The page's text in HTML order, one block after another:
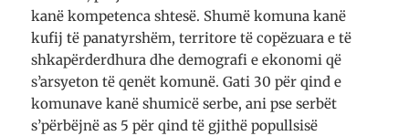
kanë kompetenca shtesë. Shumë komuna kanë
kufij të panatyrshëm, territore të copëzuara e të
shkapërderdhura dhe demografi e ekonomi që
s’arsyeton të qenët komunë. Gati 30 për qind e
komunave kanë shumicë serbe, ani pse serbët
s’përbëjnë as 5 për qind të gjithë popullsisë